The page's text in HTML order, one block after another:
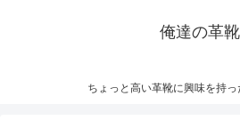
俺達の革靴
ちょっと高い革靴に興味を持っ